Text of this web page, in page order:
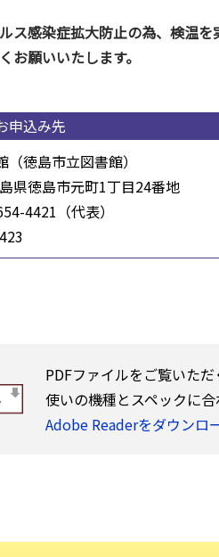
ス感染症拡大防止の為、検温
お願いいたします。
申込み先
徳島市立図書館）
県徳島市元町1丁目24番地
4421（代表）
PDFファイルをご覧いた
使いの機種とスペックに
Adobe Readerをダウンロ